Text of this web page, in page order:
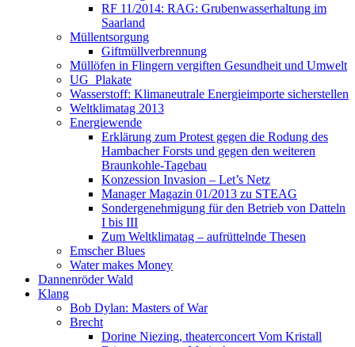
RF 11/2014: RAG: Grubenwasserhaltung im
Saarland
Müllentsorgung
Giftmüllverbrennung
Müllöfen in Flingern vergiften Gesundheit und Umwelt
UG_Plakate
Wasserstoff: Klimaneutrale Energieimporte sicherstellen
Weltklimatag 2013
Energiewende
Erklärung zum Protest gegen die Rodung des
Hambacher Forsts und gegen den weiteren
Braunkohle-Tagebau
Konzession Invasion – Let’s Netz
Manager Magazin 01/2013 zu STEAG
Sondergenehmigung für den Betrieb von Datteln
I bis III
Zum Weltklimatag – aufrüttelnde Thesen
Emscher Blues
Water makes Money
Dannenröder Wald
Klang
Bob Dylan: Masters of War
Brecht
Dorine Niezing, theaterconcert Vom Kristall